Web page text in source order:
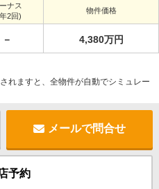
ナス
2回)
物件価格
－ 4,380万円
れますと、全物件が自動でシミュレー
メールで問合せ
予約